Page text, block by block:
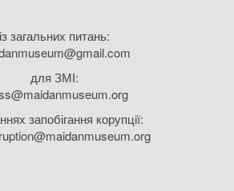
із загальних питань:
для ЗМІ:
запобігання корупції: